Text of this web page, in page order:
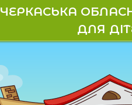
ЧЕРКАСЬКА
ДЛЯ